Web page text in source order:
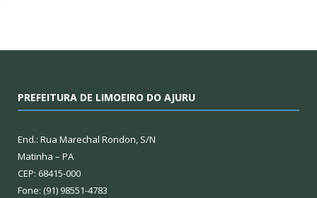
PREFEITURA DE LIMOEIRO DO AJURU
End.: Rua Marechal Rondon, S/N
Matinha – PA
CEP: 68415-000
Fone: (91) 98551-4783